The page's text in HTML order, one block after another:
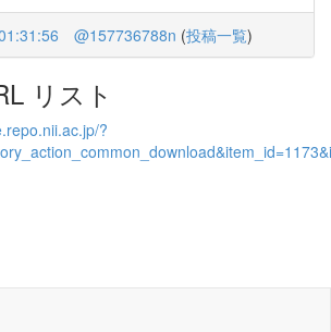
@157736788n (投稿一覧)
リスト
?